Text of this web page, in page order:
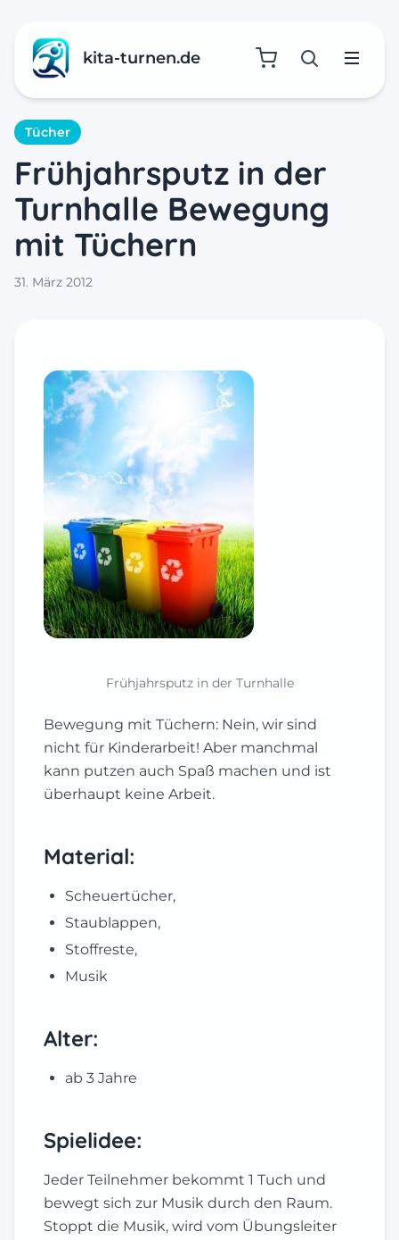
kita-turnen.de SucheMenü
Tücher
Frühjahrsputz in der
Turnhalle Bewegung
mit Tüchern
31. März 2012
Frühjahrsputz in der Turnhalle
Bewegung mit Tüchern: Nein, wir sind
nicht für Kinderarbeit! Aber manchmal
kann putzen auch Spaß machen und ist
überhaupt keine Arbeit.
Material:
Scheuertücher,
Staublappen,
Stoffreste,
Musik
Alter:
ab 3 Jahre
Spielidee:
Jeder Teilnehmer bekommt 1 Tuch und
bewegt sich zur Musik durch den Raum.
Stoppt die Musik, wird vom Übungsleiter